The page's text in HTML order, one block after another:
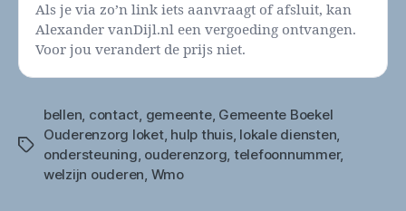
Als je via zo’n link iets aanvraagt of afsluit, kan
Alexander vanDijl.nl een vergoeding ontvangen.
Voor jou verandert de prijs niet.
Tags
bellen contact gemeente, Gemeente Boekel
Ouderenzorg loket, hulp thuis, lokale diensten
ondersteuning ouderenzorg telefoonnummer,
welzijn ouderen Wmo